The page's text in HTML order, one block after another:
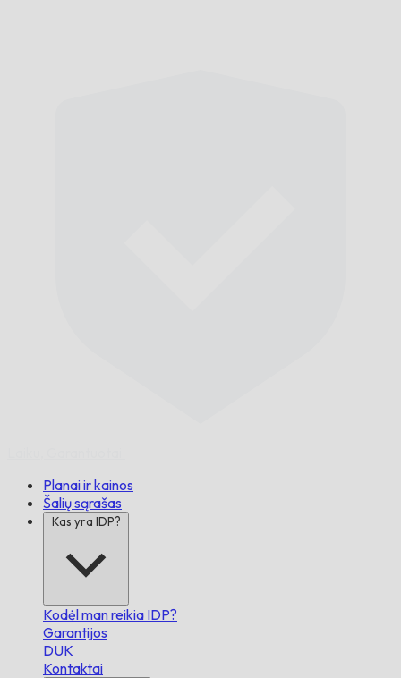
Planai ir kainos
Šalių sąrašas
Kas yra IDP?
Kodėl man reikia IDP?
Garantijos
DUK
Kontaktai